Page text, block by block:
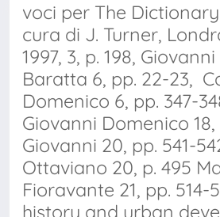
voci per The
cura di J. Turner,
1997, 3, p. 198,
Baratta 6, pp. 22-23,
Domenico 6, pp. 347-
Giovanni Domenico 18,
Giovanni 20, pp. 541-
Ottaviano 20, p. 495
Fioravante 21, pp. 514-
history and urban